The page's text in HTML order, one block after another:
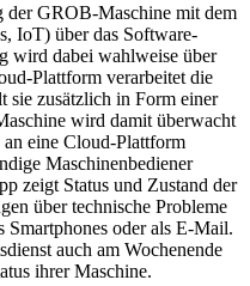
der GROB-Maschine mit dem
IoT) über das Software-
wird dabei wahlweise über
Plattform verarbeitet die
sie zusätzlich in Form einer
wird damit überwacht
an eine Cloud-Plattform
Maschinenbediener
zeigt Status und Zustand der
über technische Probleme
Smartphones oder als E-Mail.
auch am Wochenende
ihrer Maschine.